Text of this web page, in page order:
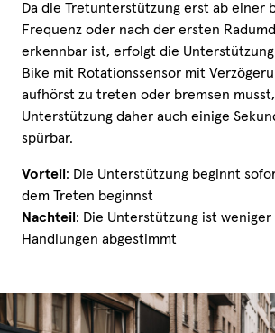
Da die Tretunterstützung erst ab einer
Frequenz oder nach der ersten
erkennbar ist, erfolgt die
Bike mit Rotationssensor mit
aufhörst zu treten oder bremsen
Unterstützung daher auch einige
spürbar.
Vorteil : Die Unterstützung beginnt
dem Treten beginnst
Nachteil : Die Unterstützung ist
Handlungen abgestimmt